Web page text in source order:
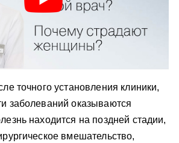
точного установления клиники,
заболеваний оказываются
находится на поздней стадии,
вмешательство,